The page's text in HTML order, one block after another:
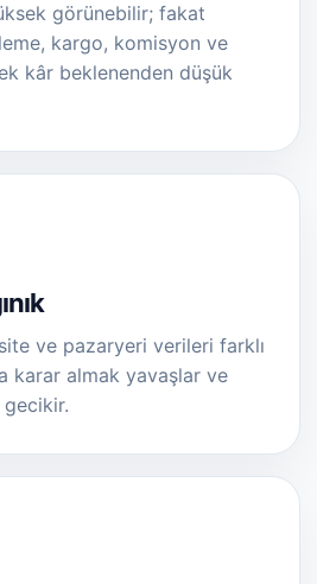
görünebilir; fakat
kargo, komisyon ve
kâr beklenenden düşük
ve pazaryeri verileri farklı
karar almak yavaşlar ve